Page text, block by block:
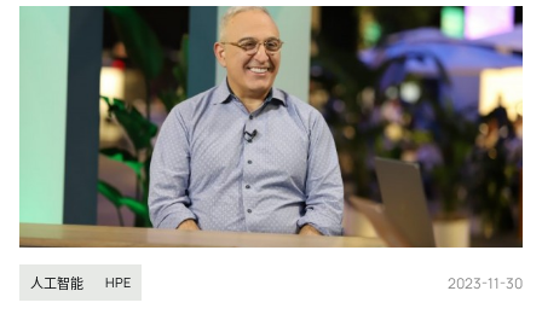
人工智能 HPE 2023-11-30